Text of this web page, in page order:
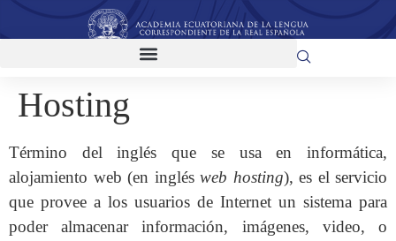
Hosting
Término del inglés que se usa en informática,
alojamiento web (en inglés web hosting), es el servicio
que provee a los usuarios de Internet un sistema para
poder almacenar información, imágenes, video, o